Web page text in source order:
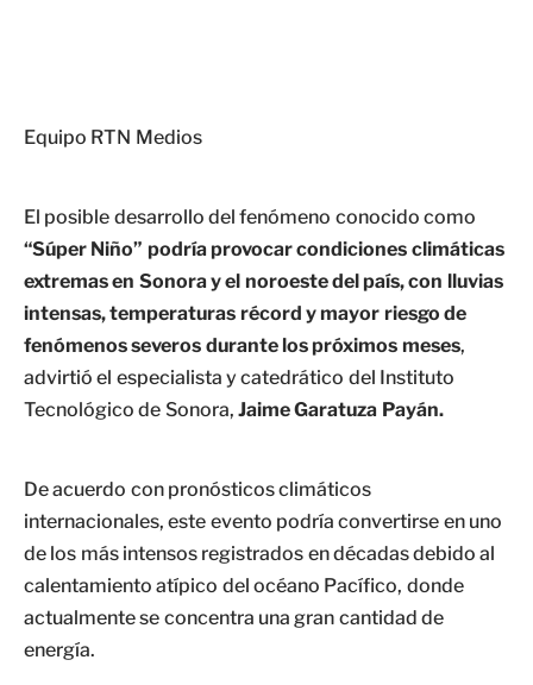
Equipo RTN Medios
El posible desarrollo del fenómeno conocido como
“Súper Niño” podría provocar condiciones climáticas
extremas en Sonora y el noroeste del país, con lluvias
intensas, temperaturas récord y mayor riesgo de
fenómenos severos durante los próximos meses,
advirtió el especialista y catedrático del Instituto
Tecnológico de Sonora, Jaime Garatuza Payán.
De acuerdo con pronósticos climáticos
internacionales, este evento podría convertirse en uno
de los más intensos registrados en décadas debido al
calentamiento atípico del océano Pacífico, donde
actualmente se concentra una gran cantidad de
energía.